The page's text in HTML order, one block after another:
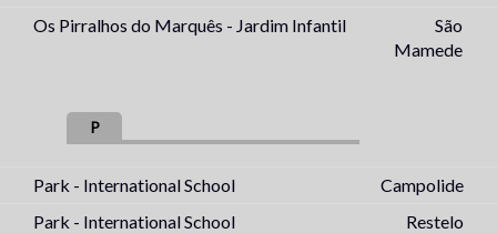
Os Pirralhos do Marquês - Jardim Infantil
São
Mamede
P
Park - International School
Campolide
Park - International School
Restelo